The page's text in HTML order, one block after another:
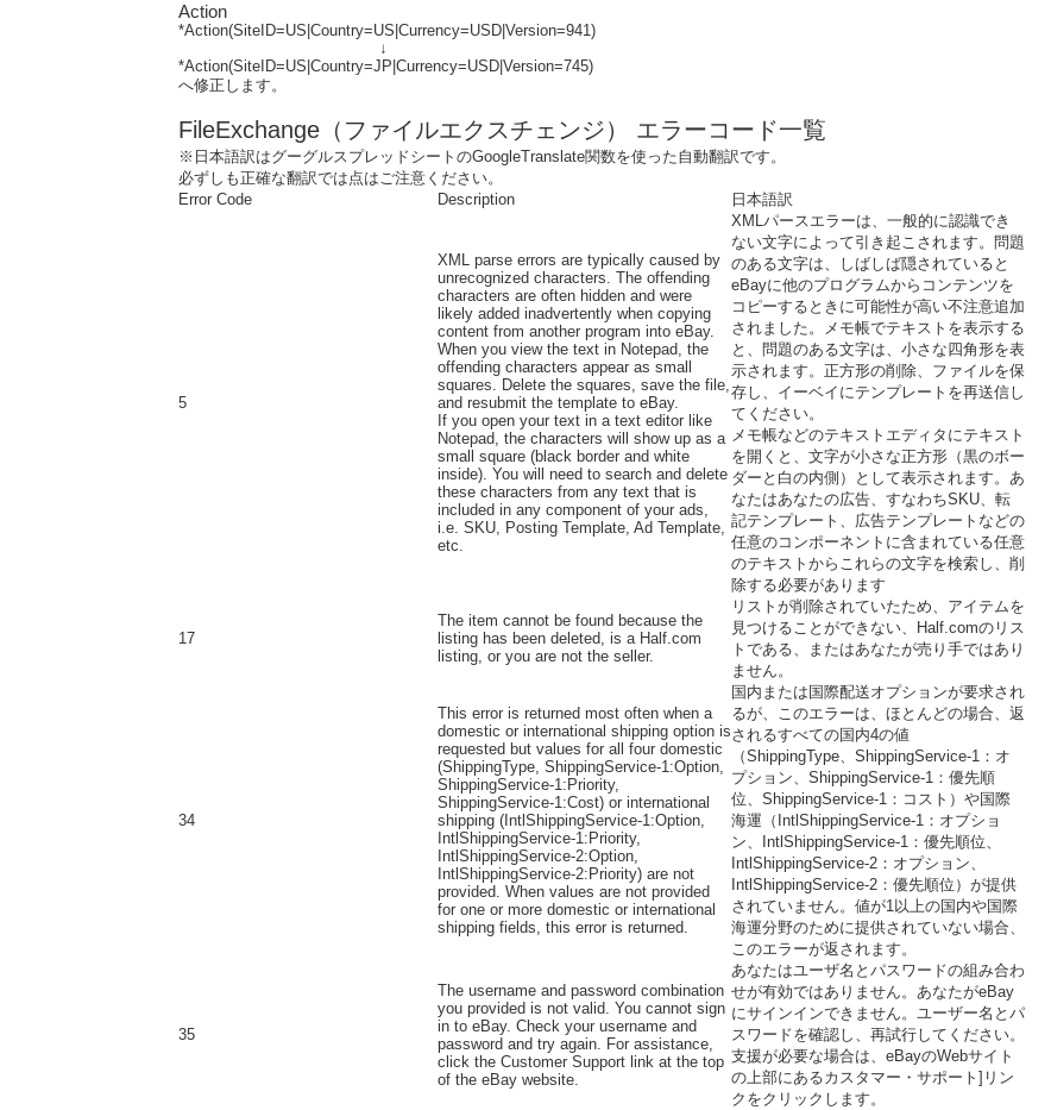
Action
*Action(SiteID=US|Country=US|Currency=USD|Version=941)
↓
*Action(SiteID=US|Country=JP|Currency=USD|Version=745)
へ修正します。
FileExchange（ファイルエクスチェンジ） エラーコード一覧
※日本語訳はグーグルスプレッドシートのGoogleTranslate関数を使った自動翻訳です。
必ずしも正確な翻訳では点はご注意ください。
Error Code
Description 日本語訳
5
XML parse errors are typically caused by
unrecognized characters. The offending
characters are often hidden and were
likely added inadvertently when copying
content from another program into eBay.
When you view the text in Notepad, the
offending characters appear as small
squares. Delete the squares, save the file,
and resubmit the template to eBay.
If you open your text in a text editor like
Notepad, the characters will show up as a
small square (black border and white
inside). You will need to search and delete
these characters from any text that is
included in any component of your ads,
i.e. SKU, Posting Template, Ad Template,
etc.
XMLパースエラーは、一般的に認識でき
ない文字によって引き起こされます。問題
のある文字は、しばしば隠されていると
eBayに他のプログラムからコンテンツを
コピーするときに可能性が高い不注意追加
されました。メモ帳でテキストを表示する
と、問題のある文字は、小さな四角形を表
示されます。正方形の削除、ファイルを保
存し、イーベイにテンプレートを再送信し
てください。
メモ帳などのテキストエディタにテキスト
を開くと、文字が小さな正方形（黒のボー
ダーと白の内側）として表示されます。あ
なたはあなたの広告、すなわちSKU、転
記テンプレート、広告テンプレートなどの
任意のコンポーネントに含まれている任意
のテキストからこれらの文字を検索し、削
除する必要があります
17
The item cannot be found because the
listing has been deleted, is a Half.com
listing, or you are not the seller.
リストが削除されていたため、アイテムを
見つけることができない、Half.comのリス
トである、またはあなたが売り手ではあり
ません。
34
This error is returned most often when a
domestic or international shipping option is
requested but values for all four domestic
(ShippingType, ShippingService-1:Option,
ShippingService-1:Priority,
ShippingService-1:Cost) or international
shipping (IntlShippingService-1:Option,
IntlShippingService-1:Priority,
IntlShippingService-2:Option,
IntlShippingService-2:Priority) are not
provided. When values are not provided
for one or more domestic or international
shipping fields, this error is returned.
国内または国際配送オプションが要求され
るが、このエラーは、ほとんどの場合、返
されるすべての国内4の値
（ShippingType、ShippingService-1：オ
プション、ShippingService-1：優先順
位、ShippingService-1：コスト）や国際
海運（IntlShippingService-1：オプショ
ン、IntlShippingService-1：優先順位、
IntlShippingService-2：オプション、
IntlShippingService-2：優先順位）が提供
されていません。値が1以上の国内や国際
海運分野のために提供されていない場合、
このエラーが返されます。
35
The username and password combination
you provided is not valid. You cannot sign
in to eBay. Check your username and
password and try again. For assistance,
click the Customer Support link at the top
of the eBay website.
あなたはユーザ名とパスワードの組み合わ
せが有効ではありません。あなたがeBay
にサインインできません。ユーザー名とパ
スワードを確認し、再試行してください。
支援が必要な場合は、eBayのWebサイト
の上部にあるカスタマー・サポート]リン
クをクリックします。